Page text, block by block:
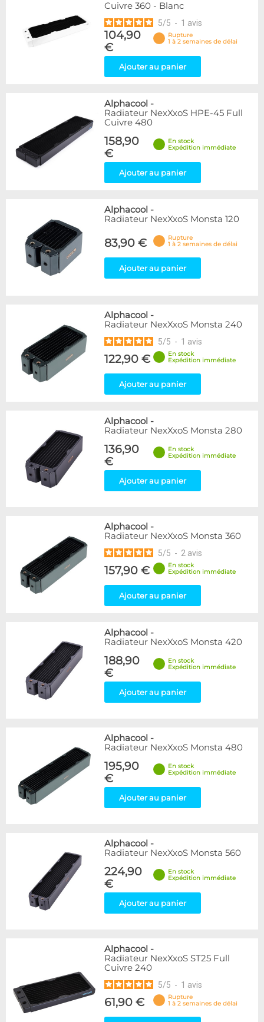
Cuivre 360 - Blanc
5/5 - 1 avis
104,90
€
Rupture
1 à 2 semaines de délai
Ajouter au panier
Alphacool -
Radiateur NexXxoS HPE-45 Full
Cuivre 480
158,90
€
En stock
Expédition immédiate
Ajouter au panier
Alphacool -
Radiateur NexXxoS Monsta 120
83,90 €
Rupture
1 à 2 semaines de délai
Ajouter au panier
Alphacool -
Radiateur NexXxoS Monsta 240
5/5 - 1 avis
122,90 €
En stock
Expédition immédiate
Ajouter au panier
Alphacool -
Radiateur NexXxoS Monsta 280
136,90
€
En stock
Expédition immédiate
Ajouter au panier
Alphacool -
Radiateur NexXxoS Monsta 360
5/5 - 2 avis
157,90 €
En stock
Expédition immédiate
Ajouter au panier
Alphacool -
Radiateur NexXxoS Monsta 420
188,90
€
En stock
Expédition immédiate
Ajouter au panier
Alphacool -
Radiateur NexXxoS Monsta 480
195,90
€
En stock
Expédition immédiate
Ajouter au panier
Alphacool -
Radiateur NexXxoS Monsta 560
224,90
€
En stock
Expédition immédiate
Ajouter au panier
Alphacool -
Radiateur NexXxoS ST25 Full
Cuivre 240
5/5 - 1 avis
61,90 €
Rupture
1 à 2 semaines de délai